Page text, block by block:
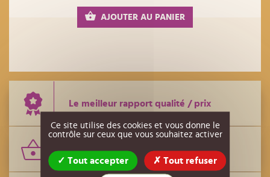
AJOUTER AU PANIER
Le meilleur rapport qualité / prix
Le plus grand nombre de références
Ce site utilise des cookies et vous donne le
contrôle sur ceux que vous souhaitez activer
Tout accepter Tout refuser